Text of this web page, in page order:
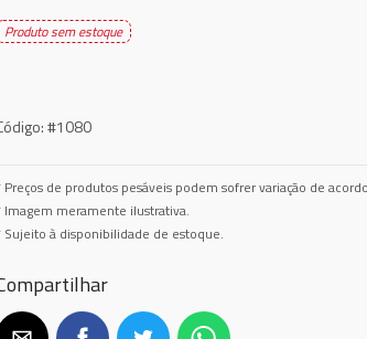
Produto sem estoque
#1080
Preços de produtos pesáveis podem sofrer variação de
Imagem meramente ilustrativa.
Sujeito à disponibilidade de estoque.